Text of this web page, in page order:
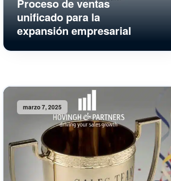
Proceso de ventas
unificado para la
expansión empresarial
marzo 7, 2025